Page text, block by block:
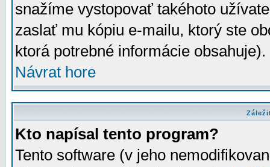
snažíme vystopovať takéhoto
zaslať mu kópiu e-mailu, ktorý ste
ktorá potrebné informácie
Návrat hore
Kto napísal tento program?
Tento software (v jeho